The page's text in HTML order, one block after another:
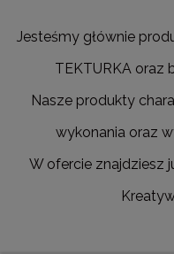
Jesteśmy głównie
TEKTURKA oraz
Nasze produkty
wykonania oraz
W ofercie znajdziesz